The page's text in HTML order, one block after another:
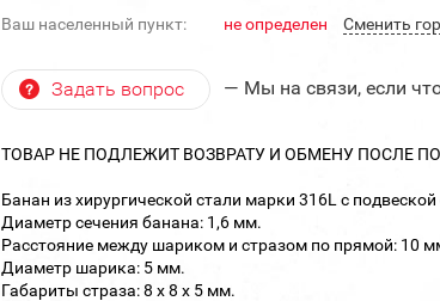
Ваш населенный пункт: не определен Cменить
Задать вопрос — Мы на связи, если
ТОВАР НЕ ПОДЛЕЖИТ ВОЗВРАТУ И ОБМЕНУ ПОСЛЕ
Банан из хирургической стали марки 316L с
Диаметр сечения банана: 1,6 мм.
Расстояние между шариком и стразом по прямой: 10
Диаметр шарика: 5 мм.
Габариты страза: 8 х 8 х 5 мм.